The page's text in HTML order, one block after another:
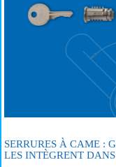
SERRURES À CAME :
LES INTÈGRENT